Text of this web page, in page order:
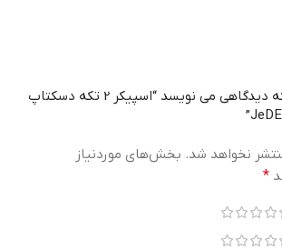
اولین کسی باشید که دیدگاهی می نویسد “اسپیکر 2 تکه دسکتاپ
نخواهد شد. بخش‌های موردنیاز
*